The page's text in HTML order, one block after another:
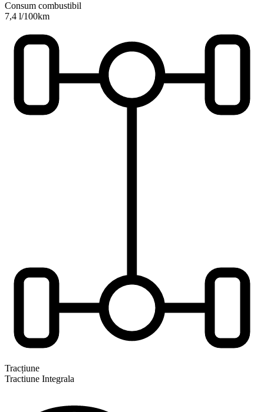
Consum combustibil
7,4 l/100km
Tracțiune
Tractiune Integrala